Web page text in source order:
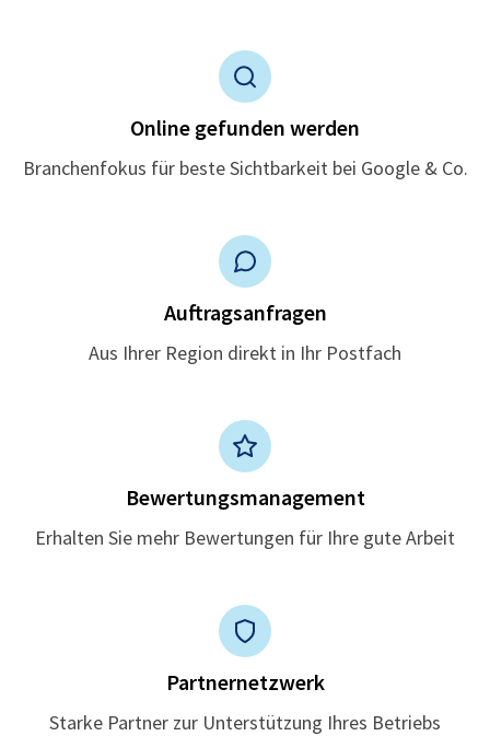
Online gefunden werden
Branchenfokus für beste Sichtbarkeit bei Google & Co.
Auftragsanfragen
Aus Ihrer Region direkt in Ihr Postfach
Bewertungsmanagement
Erhalten Sie mehr Bewertungen für Ihre gute Arbeit
Partnernetzwerk
Starke Partner zur Unterstützung Ihres Betriebs